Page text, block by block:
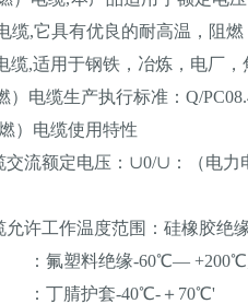
缆,它具有优良的耐高温，阻
缆,适用于钢铁，冶炼，电厂
）电缆生产执行标准：Q/
）电缆使用特性
额定电压：∪0/∪：（电力电
许工作温度范围：硅橡胶绝
缘-60℃—
套-40℃-＋70℃'